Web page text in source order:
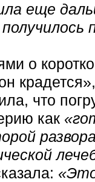
еще
о
что
как